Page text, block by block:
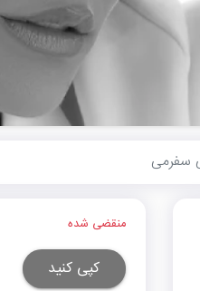
منقضی شده
کپی کنید